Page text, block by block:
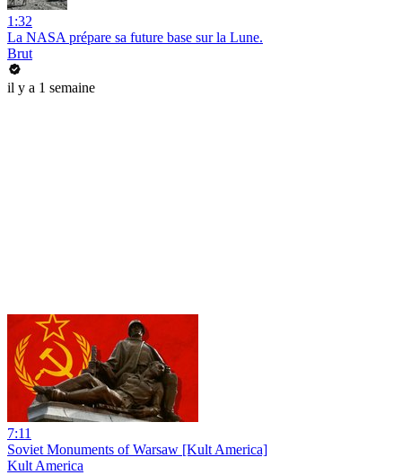
1:32
La NASA prépare sa future base sur la Lune.
Brut
il y a 1 semaine
7:11
Soviet Monuments of Warsaw [Kult America]
Kult America